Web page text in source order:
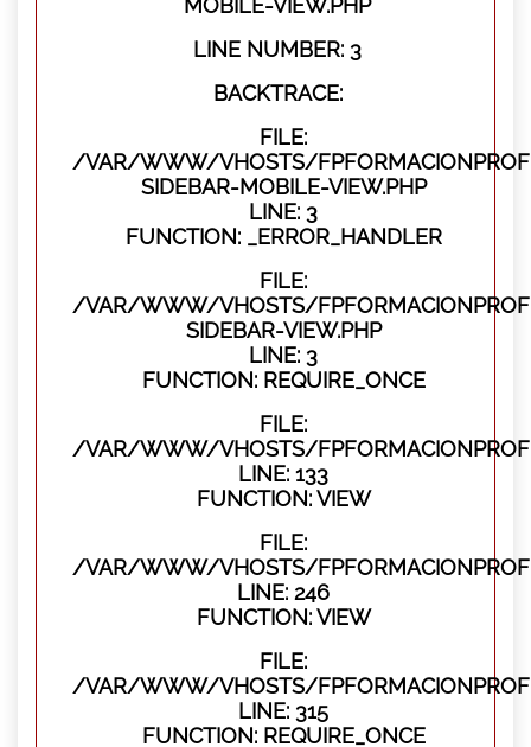
LINE NUMBER: 3
BACKTRACE:
FILE:
/VAR/WWW/VHOSTS/
SIDEBAR-MOBILE-VIEW.PHP
LINE: 3
FUNCTION: _ERROR_HANDLER
FILE:
/VAR/WWW/VHOSTS/
SIDEBAR-VIEW.PHP
LINE: 3
FUNCTION: REQUIRE_ONCE
FILE:
/VAR/WWW/VHOSTS/
LINE: 133
FUNCTION: VIEW
FILE:
/VAR/WWW/VHOSTS/
LINE: 246
FUNCTION: VIEW
FILE:
/VAR/WWW/VHOSTS/
LINE: 315
FUNCTION: REQUIRE_ONCE